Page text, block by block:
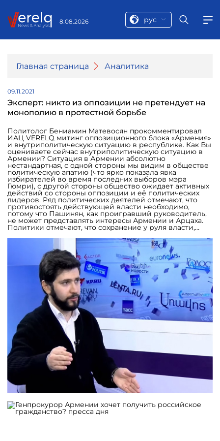
8.08.2026 рус
Главная страница Аналитика
09.11.2021
Эксперт: никто из оппозиции не претендует на
монополию в протестной борьбе
Политолог Бениамин Матевосян прокомментировал
ИАЦ VERELQ митинг оппозиционного блока «Армения»
и внутриполитическую ситуацию в республике. Как Вы
оцениваете сейчас внутриполитическую ситуацию в
Армении? Ситуация в Армении абсолютно
нестандартная, с одной стороны мы видим в обществе
политическую апатию (что ярко показала явка
избирателей во время последних выборов мэра
Гюмри), с другой стороны общество ожидает активных
действий со стороны оппозиции и её политических
лидеров. Ряд политических деятелей отмечают, что
противостоять действующей власти необходимо,
потому что Пашинян, как проигравший руководитель,
не может представлять интересы Армении и Арцаха.
Политики отмечают, что сохранение у руля власти,
высокомерными и подогрело их аппетиты. Другие же
отмечают, что делать митинги сейчас бессмысленно,
так как любая власть которая придёт вместо Никола
Пашиняна сейчас получит такое тяжёлое «наследство»,
что не будет иметь большого «люфта для манёвра» на
внешнеполитической арене и будет вынуждена
продолжить политику осуществляемую Пашиняном.
Сторонники каждого из подходов могут привести
множество аргументов в поддержку своей позиции,
однако реальность такова, что политический процесс
не статичен и сегодня он проявляется как в уличной
активности оппозиции, так и в её активной
деятельности в Национальном собрании, а также в
критике действий оппозиции и общественном
дискурсе поиска иных, приемлемых решений.
Решений, которые смогут не только разрешить
внутриполитической кризис, но и смогут укрепить
систему безопасности Армении и Арцаха. Очевидно,
что как бы наш стратегический союзник Россия не
старалась сохранить равновесие в регионе, и как бы
не старалась не допустить новой агрессии, проблемы
Армении должна решать сама Армения и её военно-
политическое руководство. Ваше мнение о вчерашнем
митинге блока «Армения» и перспективах оппозиции?
Что касается митинга 8 ноября и перспектив
оппозиции, то реальность такова, что на данный